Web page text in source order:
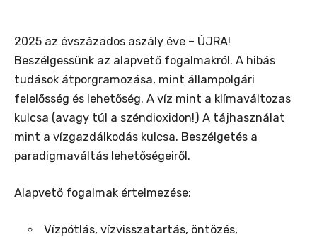
2025 az évszázados aszály éve – ÚJRA!
Beszélgessünk az alapvető fogalmakról. A hibás
tudások átporgramozása, mint állampolgári
felelősség és lehetőség. A víz mint a klímaváltozas
kulcsa (avagy túl a széndioxidon!) A tájhasználat
mint a vízgazdálkodás kulcsa. Beszélgetés a
paradigmaváltás lehetőségeiről.
Alapvető fogalmak értelmezése:
Vízpótlás, vízvisszatartás, öntözés,